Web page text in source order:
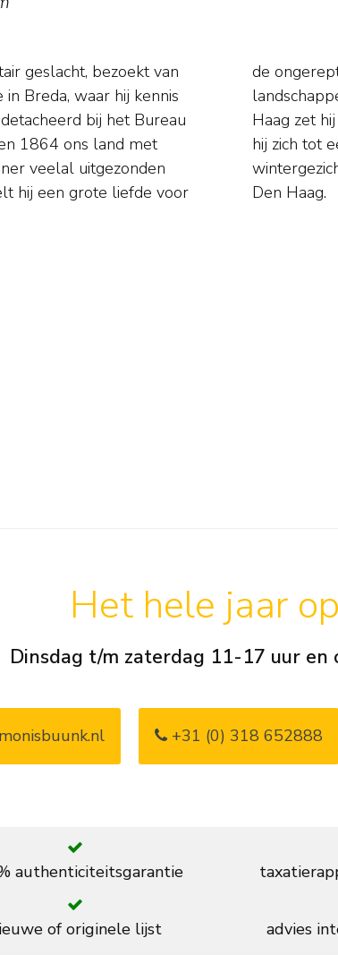
geslacht, bezoekt van
Breda, waar hij kennis
bij het Bureau
1864 ons land met
veelal uitgezonden
hij een grote liefde voor
en geschilderde
Dragonders in Den
voort en ontwikkelt
zomer- en
in Arnhem en
Den Haag.
Het hele jaar
Dinsdag t/m zaterdag 11-17 uur en
+31 (0) 318 652888
authenticiteitsgarantie
of originele lijst advies